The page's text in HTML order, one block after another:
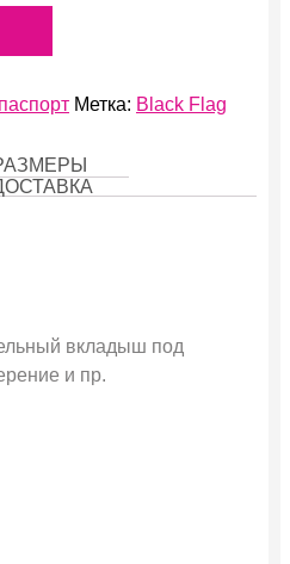
Метка: Black Flag
вкладыш под
и пр.